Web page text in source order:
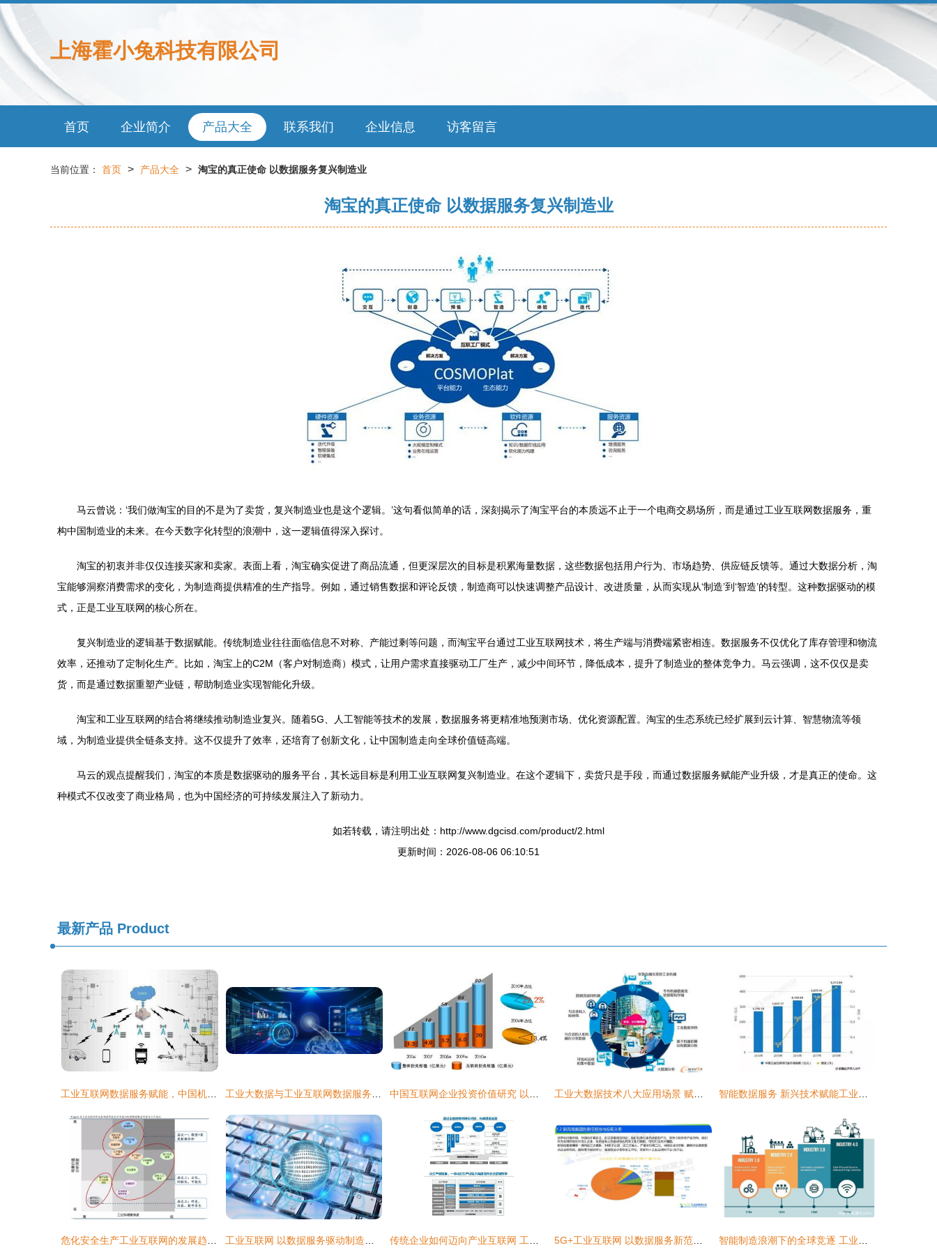
上海霍小兔科技有限公司
首页 企业简介 产品大全 联系我们 企业信息 访客留言
当前位置： 首页 > 产品大全 > 淘宝的真正使命 以数据服务复兴制造业
淘宝的真正使命 以数据服务复兴制造业
马云曾说：‘我们做淘宝的目的不是为了卖货，复兴制造业也是这个逻辑。’这句看似简单的话，深刻揭示了淘宝平台的本质远不止于一个电商交易场所，而是通过工业互联网数据服务，重
构中国制造业的未来。在今天数字化转型的浪潮中，这一逻辑值得深入探讨。
淘宝的初衷并非仅仅连接买家和卖家。表面上看，淘宝确实促进了商品流通，但更深层次的目标是积累海量数据，这些数据包括用户行为、市场趋势、供应链反馈等。通过大数据分析，淘
宝能够洞察消费需求的变化，为制造商提供精准的生产指导。例如，通过销售数据和评论反馈，制造商可以快速调整产品设计、改进质量，从而实现从‘制造’到‘智造’的转型。这种数据驱动的模
式，正是工业互联网的核心所在。
复兴制造业的逻辑基于数据赋能。传统制造业往往面临信息不对称、产能过剩等问题，而淘宝平台通过工业互联网技术，将生产端与消费端紧密相连。数据服务不仅优化了库存管理和物流
效率，还推动了定制化生产。比如，淘宝上的C2M（客户对制造商）模式，让用户需求直接驱动工厂生产，减少中间环节，降低成本，提升了制造业的整体竞争力。马云强调，这不仅仅是卖
货，而是通过数据重塑产业链，帮助制造业实现智能化升级。
淘宝和工业互联网的结合将继续推动制造业复兴。随着5G、人工智能等技术的发展，数据服务将更精准地预测市场、优化资源配置。淘宝的生态系统已经扩展到云计算、智慧物流等领
域，为制造业提供全链条支持。这不仅提升了效率，还培育了创新文化，让中国制造走向全球价值链高端。
马云的观点提醒我们，淘宝的本质是数据驱动的服务平台，其长远目标是利用工业互联网复兴制造业。在这个逻辑下，卖货只是手段，而通过数据服务赋能产业升级，才是真正的使命。这
种模式不仅改变了商业格局，也为中国经济的可持续发展注入了新动力。
如若转载，请注明出处：http://www.dgcisd.com/product/2.html
更新时间：2026-08-06 06:10:51
最新产品 Product